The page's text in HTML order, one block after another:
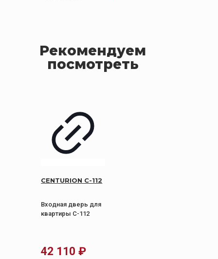
Рекомендуем
посмотреть
CENTURION С-112
Входная дверь для
квартиры С-112
42 110₽